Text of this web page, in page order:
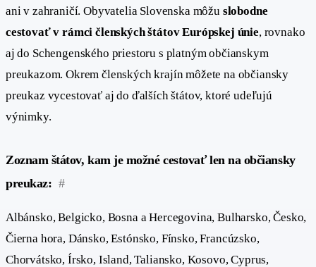
ani v zahraničí. Obyvatelia Slovenska môžu slobodne
cestovať v rámci členských štátov Európskej únie, rovnako
aj do Schengenského priestoru s platným občianskym
preukazom. Okrem členských krajín môžete na občiansky
preukaz vycestovať aj do ďalších štátov, ktoré udeľujú
výnimky.
Zoznam štátov, kam je možné cestovať len na občiansky
preukaz: #
Albánsko, Belgicko, Bosna a Hercegovina, Bulharsko, Česko,
Čierna hora, Dánsko, Estónsko, Fínsko, Francúzsko,
Chorvátsko, Írsko, Island, Taliansko, Kosovo, Cyprus,